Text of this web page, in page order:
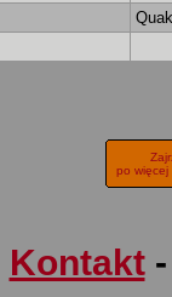
po więcej
Kontakt